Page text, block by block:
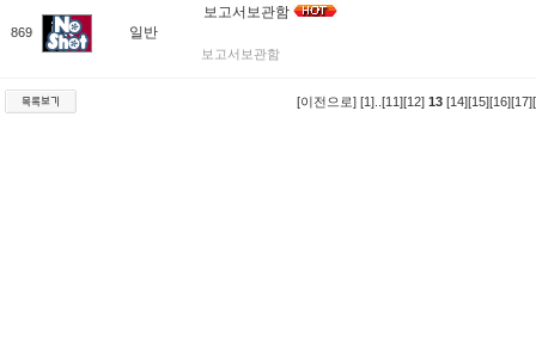
869 일반
보고서보관함
보고서보관함
[이전으로] [1] [11][12] 13 [14][15][16][17]